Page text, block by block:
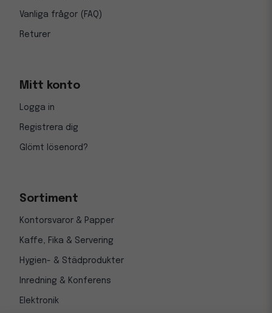
Vanliga frågor (FAQ)
Returer
Mitt konto
Logga in
Registrera dig
Glömt lösenord?
Sortiment
Kontorsvaror & Papper
Kaffe, Fika & Servering
Hygien- & Städprodukter
Inredning & Konferens
Elektronik